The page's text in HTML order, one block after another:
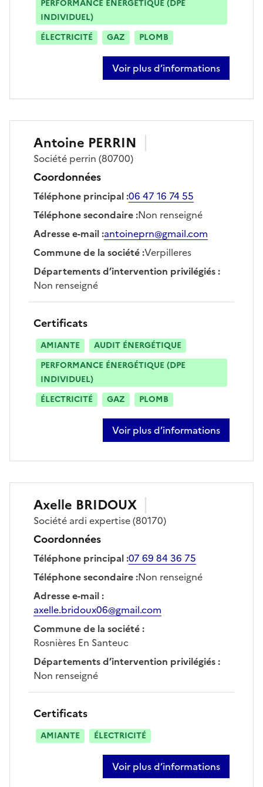
PERFORMANCE ÉNERGÉTIQUE (DPE
INDIVIDUEL)
ÉLECTRICITÉ
GAZ PLOMB
Voir plus d’informations
sur david bridoux
Antoine PERRIN
Société perrin (80700)
Coordonnées
Téléphone principal:06 47 16 74 55
Téléphone secondaire:Non renseigné
Adresse e-mail:antoineprn@gmail.com
Commune de la société:Verpilleres
Départements d’intervention privilégiés:
Non renseigné
Certificats
AMIANTE
AUDIT ÉNERGÉTIQUE
PERFORMANCE ÉNERGÉTIQUE (DPE
INDIVIDUEL)
ÉLECTRICITÉ
GAZ PLOMB
Voir plus d’informations
sur antoine perrin
Axelle BRIDOUX
Société ardi expertise(80170)
Coordonnées
Téléphone principal:07 69 84 36 75
Téléphone secondaire:Non renseigné
Adresse e-mail:
axelle.bridoux06@gmail.com
Commune de la société:
Rosnières En Santeuc
Départements d’intervention privilégiés:
Non renseigné
Certificats
AMIANTE ÉLECTRICITÉ
Voir plus d’informations
sur axelle bridoux